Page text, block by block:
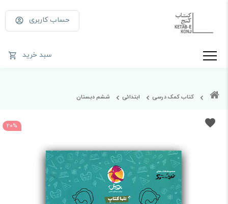
حساب کاربری
سبد خرید
کتاب کمک درسی ابتدائی ششم دبستان
20%